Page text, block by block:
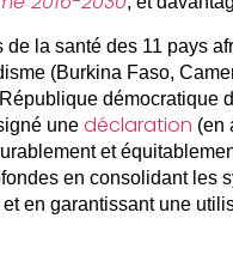
la santé des 11 pays
(Burkina Faso,
démocratique
une déclaration (en
et
en consolidant les
en garantissant une